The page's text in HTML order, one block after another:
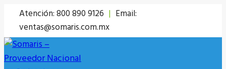
Saltar
contenido
Atención: 800 890 9126 | Email:
ventas@somaris.com.mx